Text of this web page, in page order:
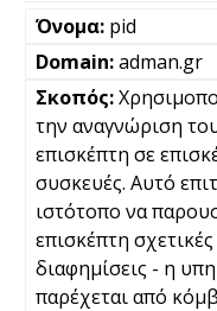
pid
adman.gr
την αναγνώριση
επισκέπτη σε
συσκευές. Αυτό
ιστότοπο να
επισκέπτη σχετικές
διαφημίσεις - η
παρέχεται από